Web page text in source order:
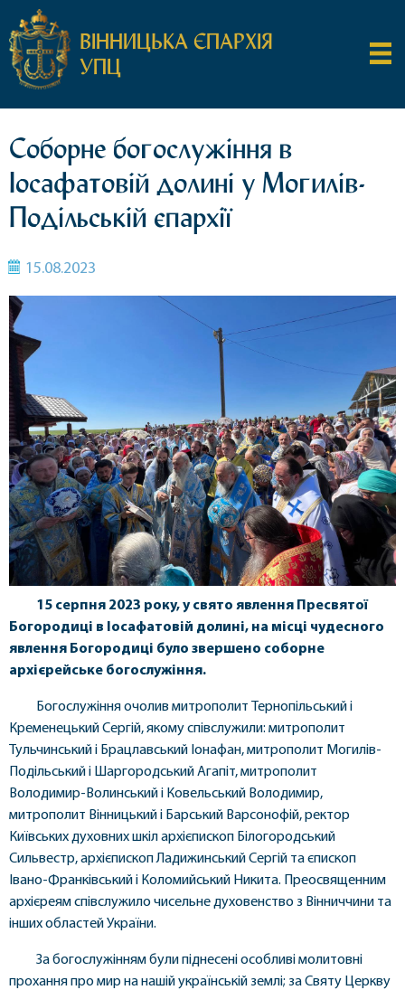
ВІННИЦЬКА ЄПАРХІЯ
УПЦ
Соборне богослужіння в
Іосафатовій долині у Могилів-
Подільській єпархії
15.08.2023
15 серпня 2023 року, у свято явлення Пресвятої
Богородиці в Іосафатовій долині, на місці чудесного
явлення Богородиці було звершено соборне
архієрейське богослужіння.
Богослужіння очолив митрополит Тернопільський і
Кременецький Сергій, якому співслужили: митрополит
Тульчинський і Брацлавський Іонафан, митрополит Могилів-
Подільський і Шаргородський Агапіт, митрополит
Володимир-Волинський і Ковельський Володимир,
митрополит Вінницький і Барський Варсонофій, ректор
Київських духовних шкіл архієпископ Білогородський
Сильвестр, архієпископ Ладижинський Сергій та єпископ
Івано-Франківський і Коломийський Никита. Преосвященним
архієреям співслужило чисельне духовенство з Вінниччини та
інших областей України.
За богослужінням були піднесені особливі молитовні
прохання про мир на нашій українській землі; за Святу Церкву